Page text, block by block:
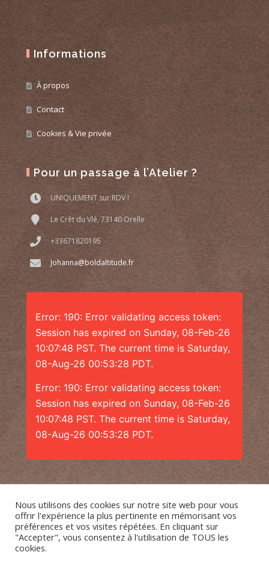
Informations
À propos
Contact
Cookies & Vie privée
Pour un passage à l’Atelier ?
UNIQUEMENT sur RDV !
Le Crêt du Vlé, 73140 Orelle
+33671820195
Johanna@boldaltitude.fr
Error: 190: Error validating access token:
Session has expired on Sunday, 08-Feb-26
10:07:48 PST. The current time is Saturday,
08-Aug-26 00:53:28 PDT.
Error: 190: Error validating access token:
Session has expired on Sunday, 08-Feb-26
10:07:48 PST. The current time is Saturday,
08-Aug-26 00:53:28 PDT.
Nous utilisons des cookies sur notre site web pour vous
offrir l'expérience la plus pertinente en mémorisant vos
préférences et vos visites répétées. En cliquant sur
"Accepter", vous consentez à l'utilisation de TOUS les
cookies.